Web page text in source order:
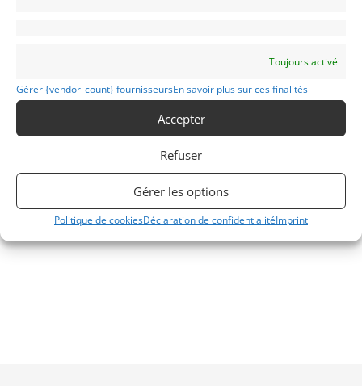
Toujours activé
Gérer {vendor_count} fournisseursEn savoir plus sur ces finalités
Accepter
Refuser
Gérer les options
Politique de cookiesDéclaration de confidentialitéImprint